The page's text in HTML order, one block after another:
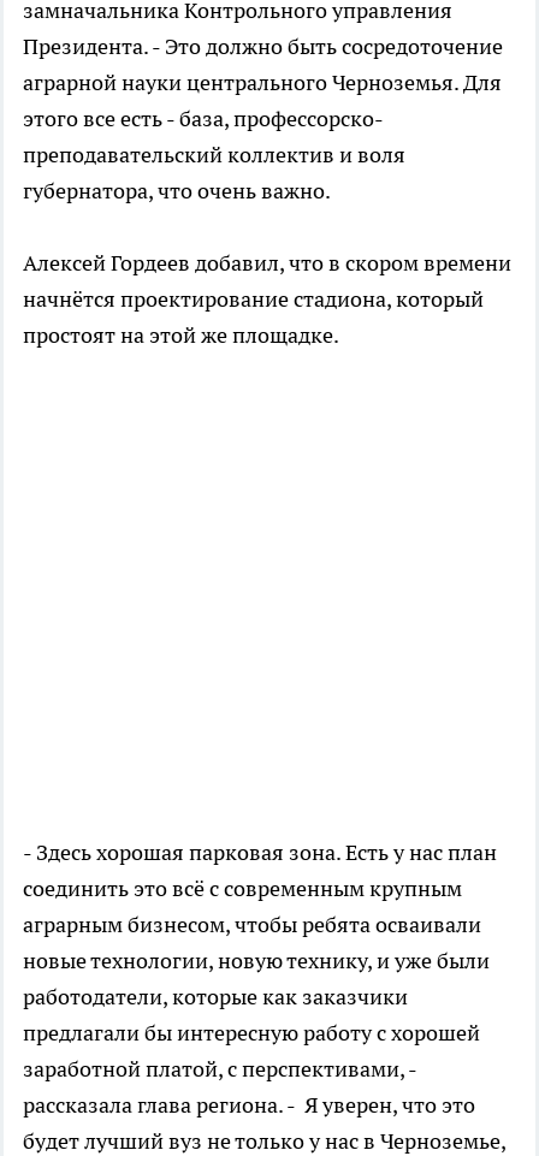
замначальника Контрольного управления
Президента. - Это должно быть сосредоточение
аграрной науки центрального Черноземья. Для
этого все есть - база, профессорско-
преподавательский коллектив и воля
губернатора, что очень важно.
Алексей Гордеев добавил, что в скором времени
начнётся проектирование стадиона, который
простоят на этой же площадке.
- Здесь хорошая парковая зона. Есть у нас план
соединить это всё с современным крупным
аграрным бизнесом, чтобы ребята осваивали
новые технологии, новую технику, и уже были
работодатели, которые как заказчики
предлагали бы интересную работу с хорошей
заработной платой, с перспективами, -
рассказала глава региона. - Я уверен, что это
будет лучший вуз не только у нас в Черноземье,